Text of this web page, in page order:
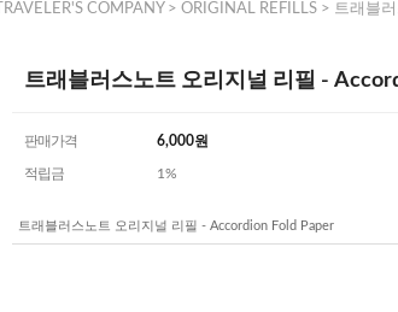
TRAVELER'S COMPANY> ORIGINAL REFILLS > 트래블
트래블러스노트 오리지널 리필 -
판매가격 6,000원
적립금 1%
트래블러스노트 오리지널 리필 - Accordion Fold Paper